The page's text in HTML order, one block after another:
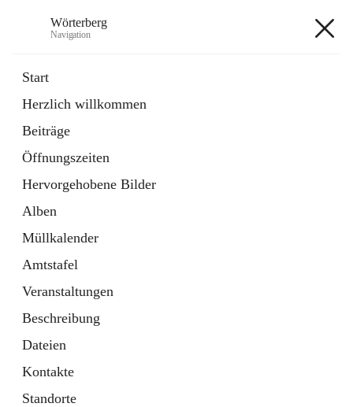
Wörterberg
Navigation
Start
Herzlich willkommen
Beiträge
Öffnungszeiten
Hervorgehobene Bilder
Alben
Müllkalender
Amtstafel
Veranstaltungen
Beschreibung
Dateien
Kontakte
Standorte
5 Schnellzugriffe
Bürgerservice
9 Schnellzugriffe